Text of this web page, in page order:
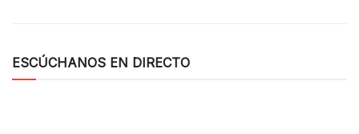
ESCÚCHANOS EN DIRECTO